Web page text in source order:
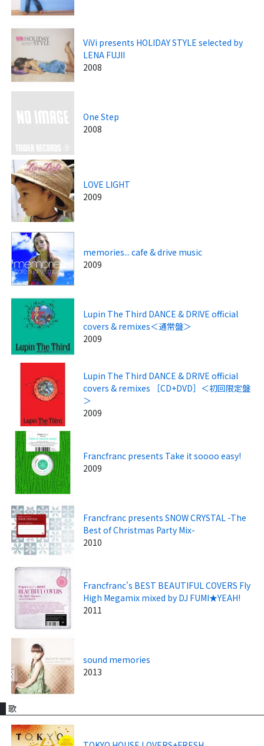
ViVi presents HOLIDAY STYLE selected by
LENA FUJII
2008
One Step
2008
LOVE LIGHT
2009
memories... cafe & drive music
2009
Lupin The Third DANCE & DRIVE official
covers & remixes＜通常盤＞
2009
Lupin The Third DANCE & DRIVE official
covers & remixes ［CD+DVD］＜初回限定盤
＞
2009
Francfranc presents Take it soooo easy!
2009
Francfranc presents SNOW CRYSTAL -The
Best of Christmas Party Mix-
2010
Francfranc's BEST BEAUTIFUL COVERS Fly
High Megamix mixed by DJ FUMI★YEAH!
2011
sound memories
2013
歌